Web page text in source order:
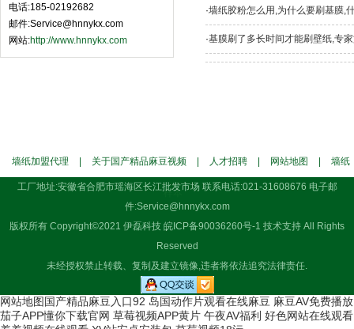
电话:185-02192682
邮件:Service@hnnykx.com
网站:http://www.hnnykx.com
·墙纸胶粉怎么用,为什么要刷基膜,
·基膜刷了多长时间才能刷壁纸,专家施
墙纸加盟代理 关于国产精品麻豆视频 人才招聘 网站地图 墙纸
样本
工厂地址:安徽省合肥市瑶海区长江批发市场 联系电话:021-31608676 电子邮
件:Service@hnnykx.com
版权所有 Copyright©2021 伊磊科技 皖ICP备90036260号-1 技术支持 All Rights
Reserved
未经授权禁止转载、复制及建立镜像,违者将依法追究法律责任.
网站地图 国产精品麻豆入口92 岛国动作片观看在线麻豆 麻豆AV免费播放
茄子APP懂你下载官网 草莓视频APP黄片 午夜AV福利 好色网站在线观看